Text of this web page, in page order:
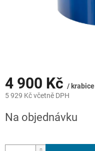
4 900 Kč / krabice
5 929 Kč včetně DPH
cena:
Na objednávku